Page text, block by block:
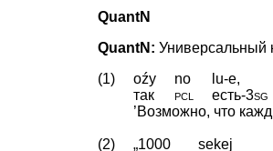
QuantN
QuantN: Универсальный
(1)
oźy no lu-e,
так
pcl есть‑3sg
’Возможно, что
(2) „1000 sekej